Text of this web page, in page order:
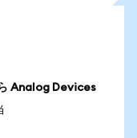
Analog Devices